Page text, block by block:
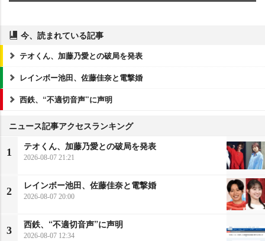
今、読まれている記事
テオくん、加藤乃愛との破局を発表
レインボー池田、佐藤佳奈と電撃婚
西鉄、“不適切音声”に声明
ニュース記事アクセスランキング
1
テオくん、加藤乃愛との破局を発表
2026-08-07 21:21
2
レインボー池田、佐藤佳奈と電撃婚
2026-08-07 20:00
3
西鉄、“不適切音声”に声明
2026-08-07 12:34